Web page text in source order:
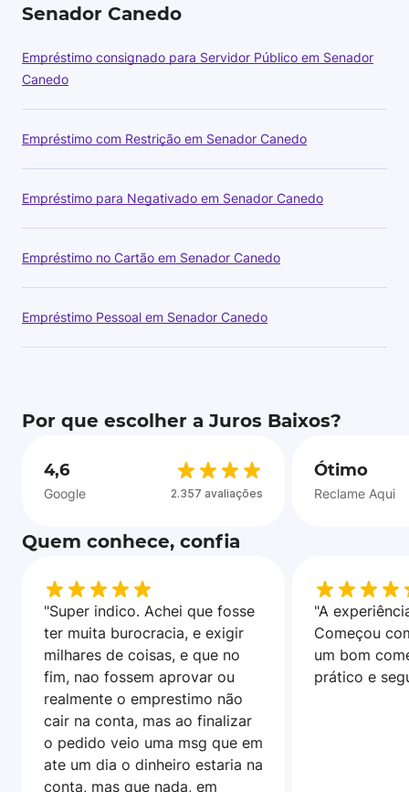
Senador Canedo
Empréstimo consignado para Servidor Público em Senador
Canedo
Empréstimo com Restrição em Senador Canedo
Empréstimo para Negativado em Senador Canedo
Empréstimo no Cartão em Senador Canedo
Empréstimo Pessoal em Senador Canedo
Por que escolher a Juros Baixos?
4,6
Google 2.357 avaliações
Ótimo
Reclame Aqui
Quem conhece, confia
"Super indico. Achei que fosse
ter muita burocracia, e exigir
milhares de coisas, e que no
fim, nao fossem aprovar ou
realmente o emprestimo não
cair na conta, mas ao finalizar
o pedido veio uma msg que em
ate um dia o dinheiro estaria na
conta, mas que nada, em
"A
Começou
um bom
prático e